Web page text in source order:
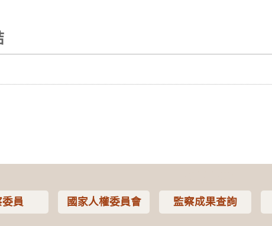
員 國家人權委員會 監察成果查詢